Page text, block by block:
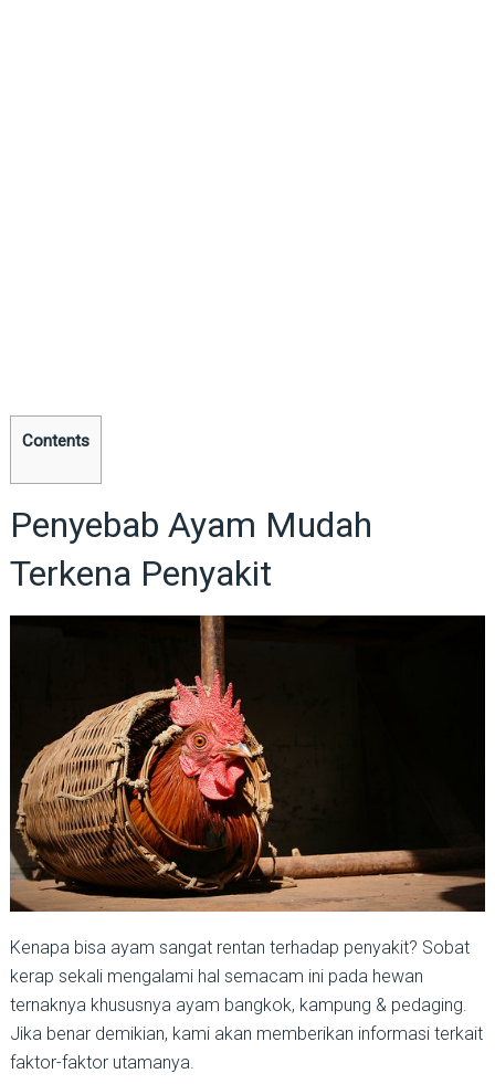
Contents
Penyebab Ayam Mudah
Terkena Penyakit
Kenapa bisa ayam sangat rentan terhadap penyakit? Sobat
kerap sekali mengalami hal semacam ini pada hewan
ternaknya khususnya ayam bangkok, kampung & pedaging.
Jika benar demikian, kami akan memberikan informasi terkait
faktor-faktor utamanya.